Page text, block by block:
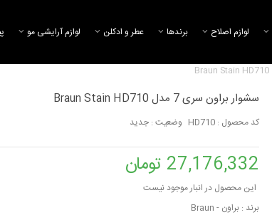
لوازم اصلاح برند‌ها عطر و ادکلن لوازم آرایشی مو
سشوار براون سری 7 مدل Braun Stain HD710
کد محصول : HD710 وضعیت : جدید
27,176,332 تومان
این محصول در انبار موجود نیست
برند : براون - Braun
22,462,145
سشوار بابیلیس مدل 6604rpe
17,638,376 تومان
سشوار براون مدل typ3519